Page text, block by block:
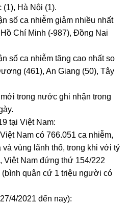
(1), Hà Nội (1).
số ca nhiễm giảm nhiều nhất
Chí Minh (-987), Đồng Nai
số ca nhiễm tăng cao nhất so
(461), An Giang (50), Tây
trong nước ghi nhận trong
tại Việt Nam:
Nam có 766.051 ca nhiễm,
vùng lãnh thổ, trong khi với tỷ
Việt Nam đứng thứ 154/222
quân cứ 1 triệu người có
4/2021 đến nay):